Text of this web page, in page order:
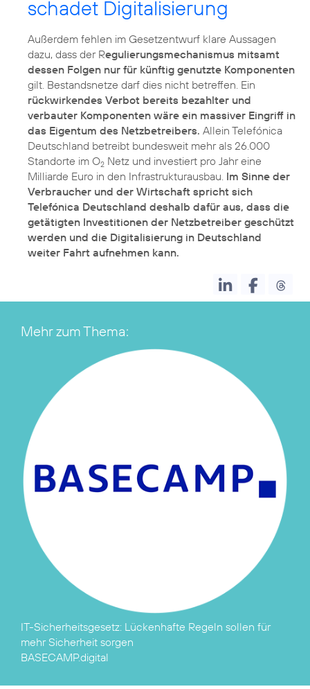
schadet Digitalisierung
Außerdem fehlen im Gesetzentwurf klare Aussagen
dazu, dass der Regulierungsmechanismus mitsamt
dessen Folgen nur für künftig genutzte Komponenten
gilt. Bestandsnetze darf dies nicht betreffen. Ein
rückwirkendes Verbot bereits bezahlter und
verbauter Komponenten wäre ein massiver Eingriff in
das Eigentum des Netzbetreibers. Allein Telefónica
Deutschland betreibt bundesweit mehr als 26.000
Standorte im O2 Netz und investiert pro Jahr eine
Milliarde Euro in den Infrastrukturausbau. Im Sinne der
Verbraucher und der Wirtschaft spricht sich
Telefónica Deutschland deshalb dafür aus, dass die
getätigten Investitionen der Netzbetreiber geschützt
werden und die Digitalisierung in Deutschland
Mehr zum Thema:
IT-Sicherheitsgesetz: Lückenhafte Regeln sollen für
mehr Sicherheit sorgen
BASECAMP.digital